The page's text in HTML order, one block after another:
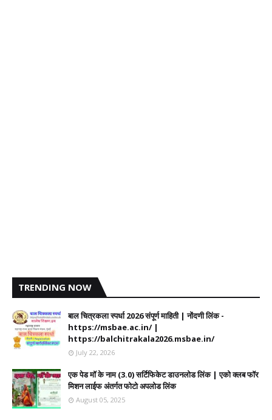
TRENDING NOW
बाल चित्रकला स्पर्धा 2026 संपूर्ण माहिती | नोंदणी लिंक -
https://msbae.ac.in/ |
https://balchitrakala2026.msbae.in/
July 22, 2026
एक पेड मॉ के नाम (3.0) सर्टिफिकेट डाउनलोड लिंक | एको क्लब फॉर
मिशन लाईफ अंतर्गत फोटो अपलोड लिंक
August 05, 2025